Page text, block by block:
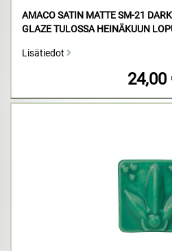
AMACO SATIN MATTE SM-21
GLAZE TULOSSA HEINÄKUUN
Lisätiedot
24,00